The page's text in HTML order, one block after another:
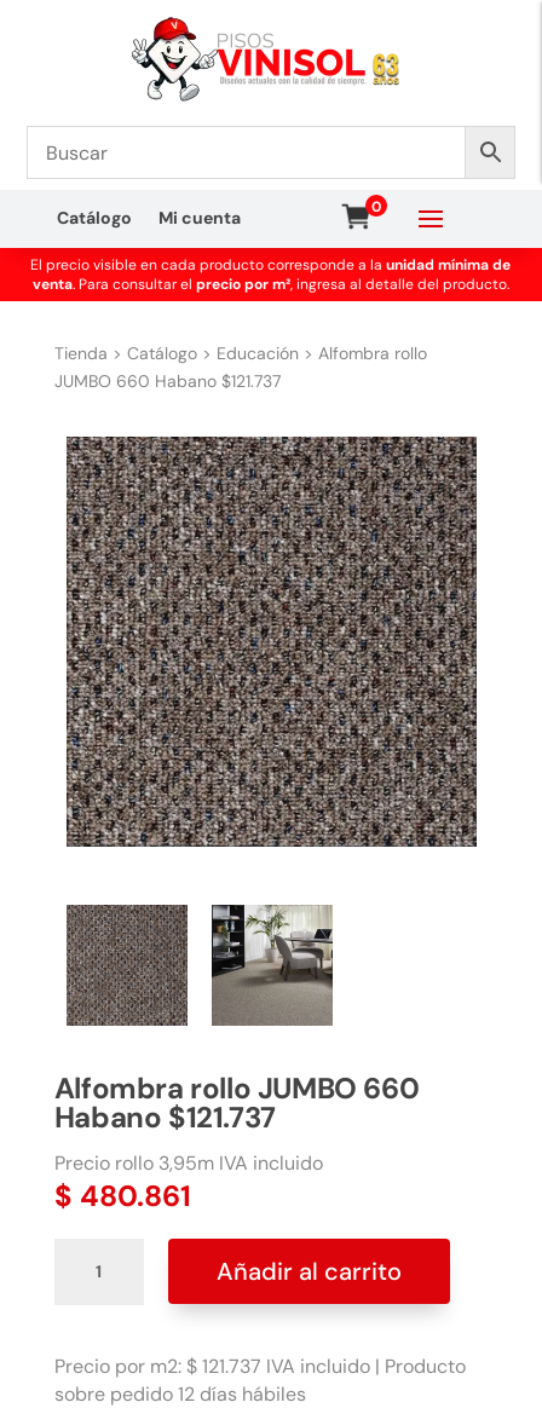
Catálogo Mi cuenta
0
El precio visible en cada producto corresponde a launidad mínima de
venta. Para consultar el precio por m², ingresa al detalle del producto.
Tienda > Catálogo> Educación > Alfombra rollo
JUMBO 660 Habano $121.737
Alfombra rollo JUMBO 660
Habano $121.737
Precio rollo 3,95m IVA incluido
$ 480.861
Habano
$121.737
Añadir al carrito
Precio por m2: $ 121.737 IVA incluido | Producto
sobre pedido 12 días hábiles